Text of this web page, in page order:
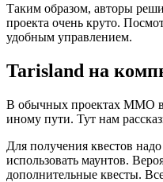
Таким образом, авторы
проекта очень круто.
удобным управлением.
Tarisland на
В обычных проектах MMO
иному пути. Тут нам
Для получения квестов
использовать маунтов.
дополнительные квесты.